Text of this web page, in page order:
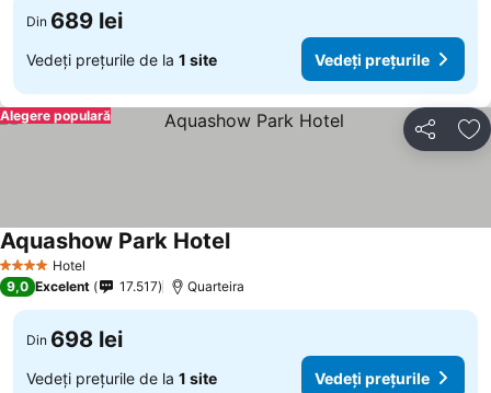
Din 689 lei
Vedeți prețurile de la 1 site Vedeți prețurile
Distribuiți
Alegere populară
4 Stele Hotel
Aquashow Park Hotel
9,0 Excelent 17.517 Quarteira
Din 698 lei
Vedeți prețurile de la 1 site Vedeți prețurile